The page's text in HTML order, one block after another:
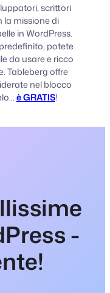
scrittori
la missione di
in WordPress.
potete
da usare e ricco
Tableberg offre
nel blocco
è GRATIS!
-